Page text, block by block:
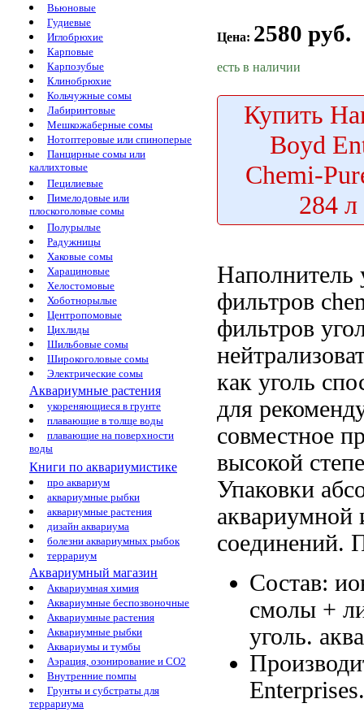
Вьюновые
Гудиевые
Иглобрюхие
Карповые
Карпозубые
Клинобрюхие
Кольчужные сомы
Лабиринтовые
Мешкожаберные сомы
Нотоптеровые или спиноперые
Панцирные сомы или
каллихтовые
Пецилиевые
Пимелодовые или
плоскоголовые сомы
Полурылые
Радужницы
Хаковые сомы
Харациновые
Хелостомовые
Хоботнорылые
Центропомовые
Цихлиды
Шильбовые сомы
Широкоголовые сомы
Электрические сомы
Аквариумные растения
укореняющиеся в грунте
плавающие в толще воды
плавающие на поверхности
воды
Книги по аквариумистике
про аквариум
аквариумные рыбки
аквариумные растения
дизайн аквариума
болезни аквариумных рыбок
террариум
Аквариумный магазин
Аквариумная химия
Аквариумные беспозвоночные
Аквариумные растения
Аквариумные рыбки
Аквариумы и тумбы
Аэрация, озонирование и CO2
Внутренние помпы
Грунты и субстраты для
террариума
Цена: 2580 руб.
есть в наличии
Купить
Boyd
Chemi-
284 л
фильтров
фильтров
как уголь
для
совместное
высокой
Упаковки
аквариумной
соединений.
Состав:
смолы +
уголь.